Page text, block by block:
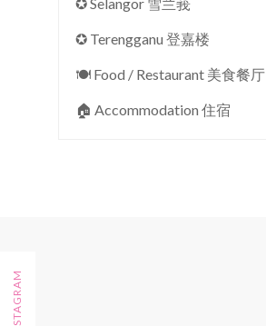
✪ Selangor 雪兰莪
✪ Terengganu 登嘉楼
🍽 Food / Restaurant 美食餐厅
🏠︎ Accommodation 住宿